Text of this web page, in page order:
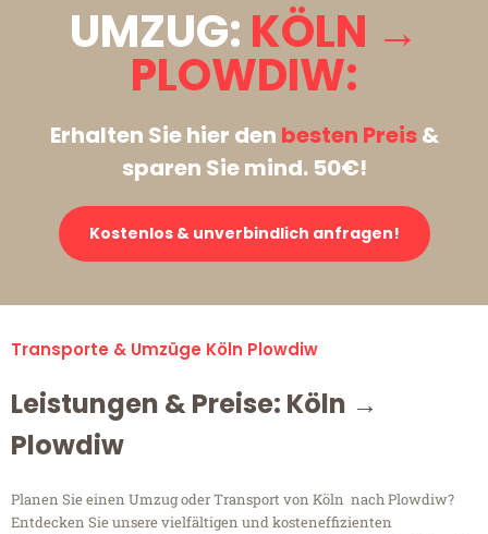
UMZUG: KÖLN →
PLOWDIW:
Erhalten Sie hier den besten Preis&
sparen Sie mind. 50€!
Kostenlos & unverbindlich anfragen!
Transporte & Umzüge Köln Plowdiw
Leistungen & Preise: Köln →
Plowdiw
Planen Sie einen Umzug oder Transport von Köln nach Plowdiw?
Entdecken Sie unsere vielfältigen und kosteneffizienten